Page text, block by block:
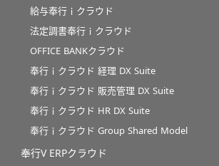
給与奉行ｉクラウド
法定調書奉行ｉクラウド
OFFICE BANKクラウド
奉行ｉクラウド 経理 DX Suite
奉行ｉクラウド 販売管理 DX Suite
奉行ｉクラウド HR DX Suite
奉行ｉクラウド Group Shared Model
奉行V ERPクラウド